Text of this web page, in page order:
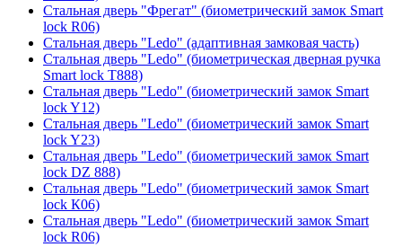
Стальная дверь "Фрегат" (биометрический замок Smart
lock R06)
Стальная дверь "Ledo" (адаптивная замковая часть)
Стальная дверь "Ledo" (биометрическая дверная ручка
Smart lock T888)
Стальная дверь "Ledo" (биометрический замок Smart
lock Y12)
Стальная дверь "Ledo" (биометрический замок Smart
lock Y23)
Стальная дверь "Ledo" (биометрический замок Smart
lock DZ 888)
Стальная дверь "Ledo" (биометрический замок Smart
lock К06)
Стальная дверь "Ledo" (биометрический замок Smart
lock R06)